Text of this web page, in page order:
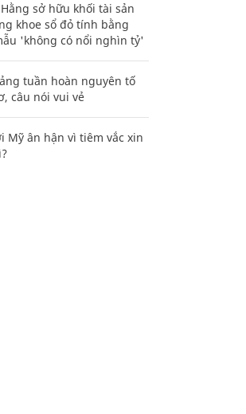
sở hữu khối tài sản
khoe sổ đỏ tính bằng
'không có nổi nghìn tỷ'
tuần hoàn nguyên tố
câu nói vui vẻ
Mỹ ân hận vì tiêm vắc xin